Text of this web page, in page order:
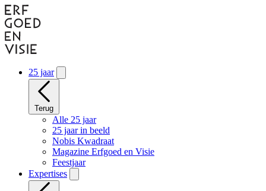
Naar
hoofdinhoud
gaan
25 jaar
Terug
Alle 25 jaar
25 jaar in beeld
Nobis Kwadraat
Magazine Erfgoed en Visie
Feestjaar
Expertises